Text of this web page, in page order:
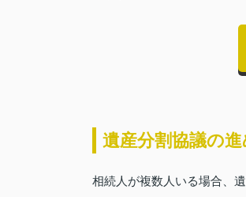
遺産分割協議の
相続人が複数人いる場合、